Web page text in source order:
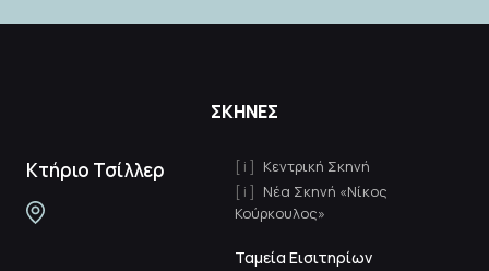
ΣΚΗΝΕΣ
Κτήριο Τσίλλερ
Κεντρική Σκηνή
Νέα Σκηνή «Νίκος
Κούρκουλος»
Ταμεία Εισιτηρίων